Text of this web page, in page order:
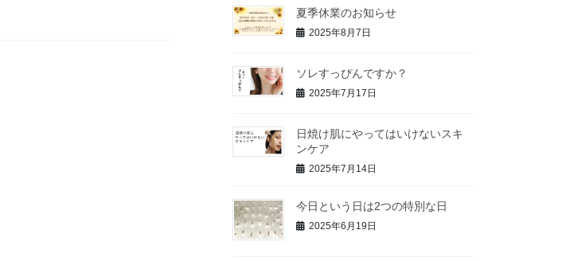
夏季休業のお知らせ
2025年8月7日
ソレすっぴんですか？
2025年7月17日
日焼け肌にやってはいけないスキ
ンケア
2025年7月14日
今日という日は2つの特別な日
2025年6月19日